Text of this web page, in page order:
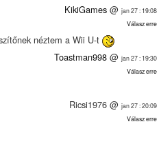
KikiGames @ jan 27 : 19:08
Válasz erre
néztem a Wii U-t
Toastman998 @ jan 27 : 19:30
Válasz erre
Ricsi1976 @ jan 27 : 20:09
Válasz erre